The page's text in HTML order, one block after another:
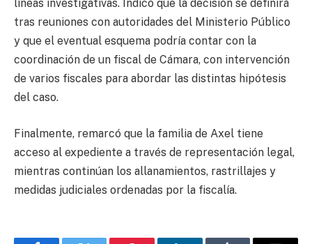
líneas investigativas. Indicó que la decisión se definirá
tras reuniones con autoridades del Ministerio Público
y que el eventual esquema podría contar con la
coordinación de un fiscal de Cámara, con intervención
de varios fiscales para abordar las distintas hipótesis
del caso.
Finalmente, remarcó que la familia de Axel tiene
acceso al expediente a través de representación legal,
mientras continúan los allanamientos, rastrillajes y
medidas judiciales ordenadas por la fiscalía.